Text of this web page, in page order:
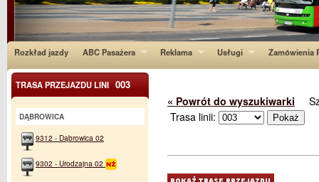
Rozkład jazdy ABC Pasażera Reklama Usługi Zamówienia
« Powrót do wyszukiwarki
Trasa linii:
TRASA PRZEJAZDU LINI 003
DĄBROWICA
9312 - Dąbrowica 02
9302 - Urodzajna 02